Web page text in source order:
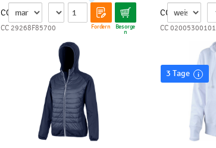
CC
Fordern Besorge
n
CC 29268F85700
CC
CC 02005300101
3 Tage